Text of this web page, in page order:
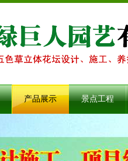
产品展示 景点工程